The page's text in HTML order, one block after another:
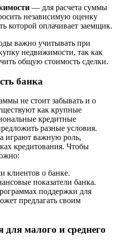
— для расчета суммы
независимую оценку
которой оплачивает заемщик.
важно учитывать при
недвижимости, так как
общую стоимость сделки.
банка
не стоит забывать и о
как крупные
кредитные
разные условия.
играют важную роль,
кредитования. Чтобы
клиентов о банке.
показатели банка.
поддержки для
предлагать своим
малого и среднего